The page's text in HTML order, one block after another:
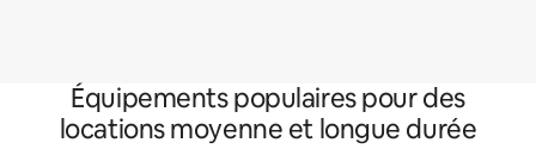
Équipements populaires pour des
locations moyenne et longue durée